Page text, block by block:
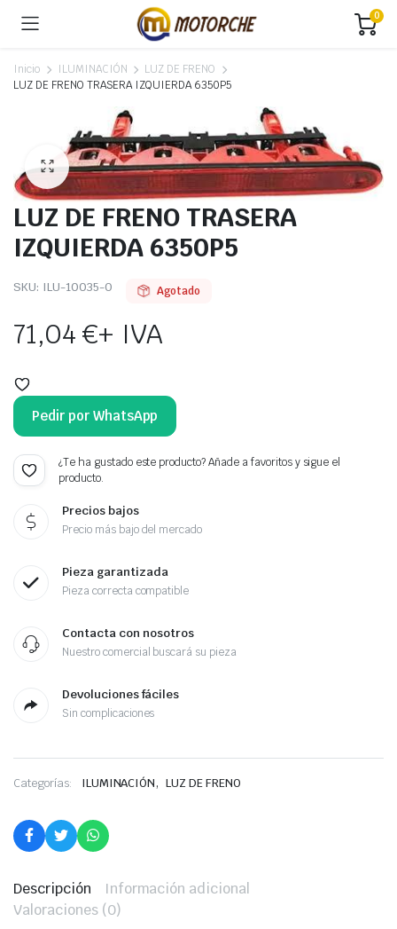
0
Inicio ILUMINACIÓN
LUZ DE FRENO
LUZ DE FRENO TRASERA IZQUIERDA 6350P5
LUZ DE FRENO TRASERA
IZQUIERDA 6350P5
SKU: ILU-10035-O Agotado
71,04€+ IVA
Pedir por WhatsApp
¿Te ha gustado este producto? Añade a favoritos y sigue el
producto.
Precios bajos
Precio más bajo del mercado
Pieza garantizada
Pieza correcta compatible
Contacta con nosotros
Nuestro comercial buscará su pieza
Devoluciones fáciles
Sin complicaciones
Categorías: ILUMINACIÓN, LUZ DE FRENO
Descripción
Información adicional
Valoraciones (0)